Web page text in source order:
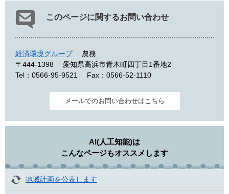
このページに関するお問い合わせ
経済環境グループ
農務
〒444-1398
愛知県高浜市青木町四丁目1番地2
Tel：0566-95-9521
Fax：0566-52-1110
メールでのお問い合わせはこちら
AI(人工知能)は
こんなページもオススメします
地域計画を公表します